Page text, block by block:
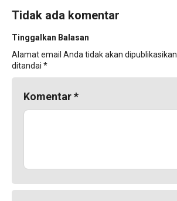
Tidak ada komentar
Tinggalkan Balasan
Alamat email Anda tidak akan dipublikasikan.
ditandai *
Komentar*